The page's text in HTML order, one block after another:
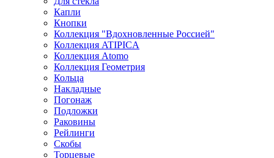
Капли
Кнопки
Коллекция "Вдохновленные Россией"
Коллекция ATIPICA
Коллекция Atomo
Коллекция Геометрия
Кольца
Накладные
Погонаж
Подложки
Раковины
Рейлинги
Скобы
Торцевые